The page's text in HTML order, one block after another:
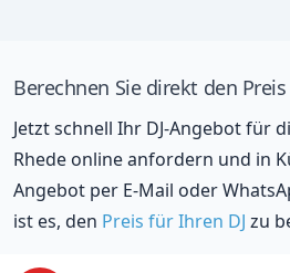
Berechnen Sie direkt den
Jetzt schnell Ihr DJ-Angebot für
Rhede online anfordern und in
Angebot per E-Mail oder
ist es, den Preis für Ihren DJ zu